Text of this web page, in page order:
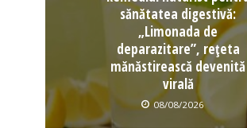
sănătatea digestivă:
„Limonada de
deparazitare”, rețeta
mănăstirească devenită
virală
08/08/2026